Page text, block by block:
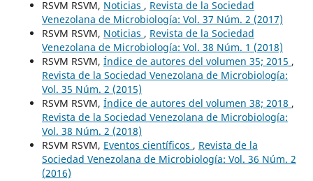
RSVM RSVM, Noticias , Revista de la Sociedad
Venezolana de Microbiología: Vol. 37 Núm. 2 (2017)
RSVM RSVM, Noticias , Revista de la Sociedad
Venezolana de Microbiología: Vol. 38 Núm. 1 (2018)
RSVM RSVM, Índice de autores del volumen 35; 2015 ,
Revista de la Sociedad Venezolana de Microbiología:
Vol. 35 Núm. 2 (2015)
RSVM RSVM, Índice de autores del volumen 38; 2018 ,
Revista de la Sociedad Venezolana de Microbiología:
Vol. 38 Núm. 2 (2018)
RSVM RSVM, Eventos científicos , Revista de la
Sociedad Venezolana de Microbiología: Vol. 36 Núm. 2
(2016)